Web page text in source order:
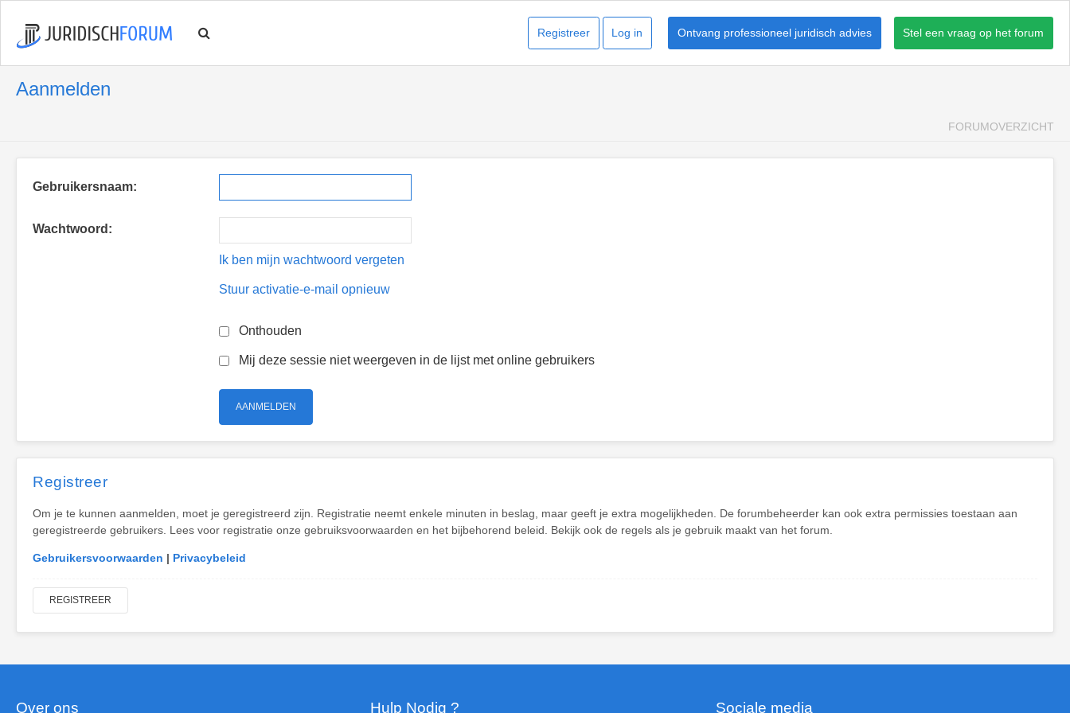
Stel een vraag op het forum
Ontvang professioneel juridisch advies
Log in
Registreer
Aanmelden
FORUMOVERZICHT
Gebruikersnaam:
Wachtwoord:
Ik ben mijn wachtwoord vergeten
Stuur activatie-e-mail opnieuw
Onthouden
Mij deze sessie niet weergeven in de lijst met online gebruikers
Registreer
Om je te kunnen aanmelden, moet je geregistreerd zijn. Registratie neemt enkele minuten in beslag, maar geeft je extra mogelijkheden. De forumbeheerder kan ook extra permissies toestaan aan
geregistreerde gebruikers. Lees voor registratie onze gebruiksvoorwaarden en het bijbehorend beleid. Bekijk ook de regels als je gebruik maakt van het forum.
Gebruikersvoorwaarden | Privacybeleid
REGISTREER
Over ons Hulp Nodig ? Sociale media